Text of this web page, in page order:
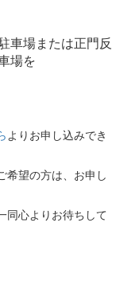
場または正門反
場を
よりお申し込みでき
の方は、お申し
心よりお待ちして